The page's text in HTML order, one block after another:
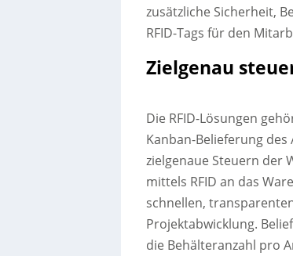
zusätzliche Sicherheit,
RFID-Tags für den
Zielgenau
Die RFID-Lösungen
Kanban-Belieferung des
zielgenaue Steuern der
mittels RFID an das
schnellen,
Projektabwicklung.
die Behälteranzahl pro